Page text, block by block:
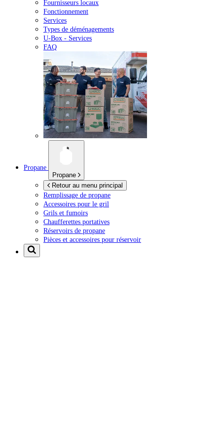
Fournisseurs locaux
Fonctionnement
Services
Types de déménagements
U-Box - Services
FAQ
Propane
Propane
Retour au menu principal
Remplissage de propane
Accessoires pour le gril
Grils et fumoirs
Chaufferettes portatives
Réservoirs de propane
Pièces et accessoires pour réservoir